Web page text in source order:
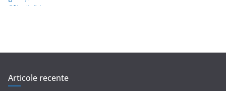
Articole recente